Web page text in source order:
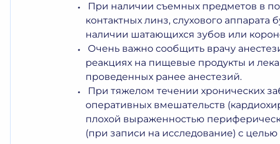
При наличии съемных предметов в
контактных линз, слухового
наличии шатающихся зубов или
Очень важно сообщить врачу
реакциях на пищевые продукты и
проведенных ранее анестезий.
При тяжелом течении хронических
оперативных вмешательств
плохой выраженностью
(при записи на исследование) с